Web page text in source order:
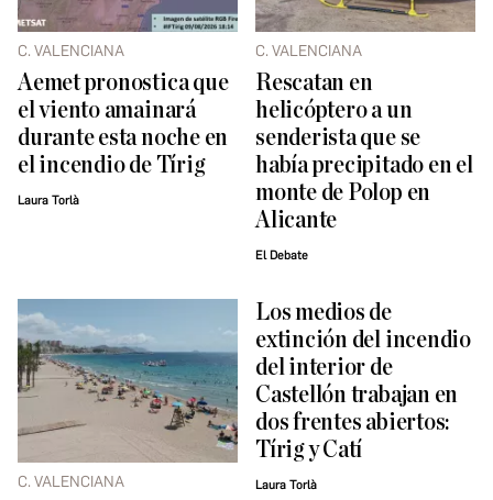
C. VALENCIANA
Aemet pronostica que
el viento amainará
durante esta noche en
el incendio de Tírig
Laura Torlà
C. VALENCIANA
Rescatan en
helicóptero a un
senderista que se
había precipitado en el
monte de Polop en
Alicante
El Debate
C. VALENCIANA
Los medios de
extinción del incendio
del interior de
Castellón trabajan en
dos frentes abiertos:
Tírig y Catí
Laura Torlà